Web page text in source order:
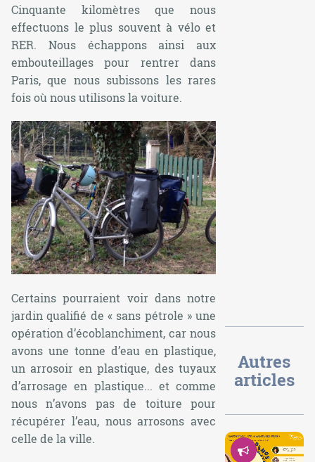
Cinquante kilomètres que nous
effectuons le plus souvent à vélo et
RER. Nous échappons ainsi aux
embouteillages pour rentrer dans
Paris, que nous subissons les rares
fois où nous utilisons la voiture.
Certains pourraient voir dans notre
jardin qualifié de « sans pétrole » une
opération d’écoblanchiment, car nous
avons une tonne d’eau en plastique,
un arrosoir en plastique, des tuyaux
d’arrosage en plastique... et comme
nous n’avons pas de toiture pour
récupérer l’eau, nous arrosons avec
celle de la ville.
Autres
articles